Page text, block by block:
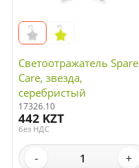
Светоотражатель Spare
Care, звезда,
серебристый
17326.10
442 KZT
без НДС
- +